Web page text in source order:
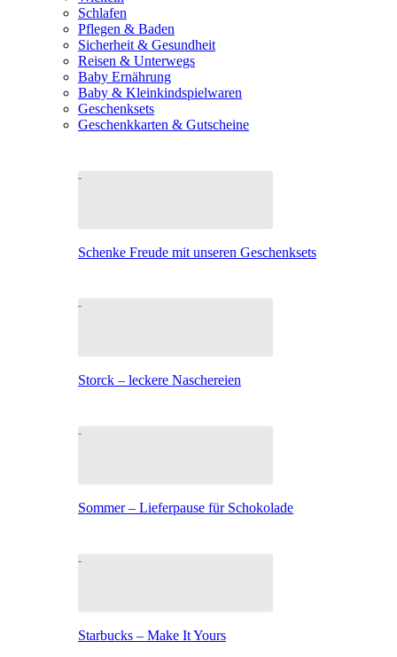
Schlafen
Pflegen & Baden
Sicherheit & Gesundheit
Reisen & Unterwegs
Baby Ernährung
Baby & Kleinkindspielwaren
Geschenksets
Geschenkkarten & Gutscheine
Schenke Freude mit unseren Geschenksets
Storck – leckere Naschereien
Sommer – Lieferpause für Schokolade
Starbucks – Make It Yours